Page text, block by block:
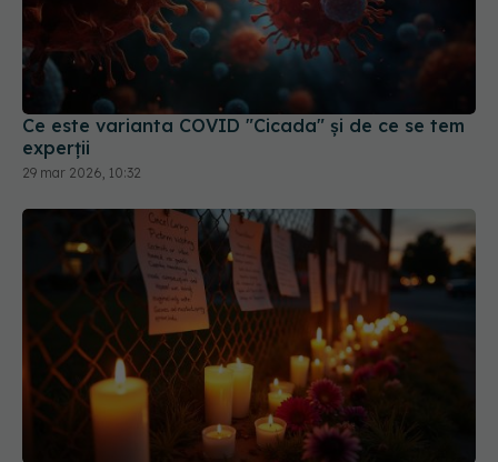
Ce este varianta COVID "Cicada" și de ce se tem
experții
29 mar 2026, 10:32